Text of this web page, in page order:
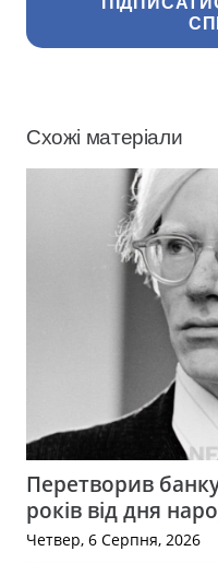
Схожі матеріали
Перетворив
років від дня
Четвер, 6 Серпня, 2026